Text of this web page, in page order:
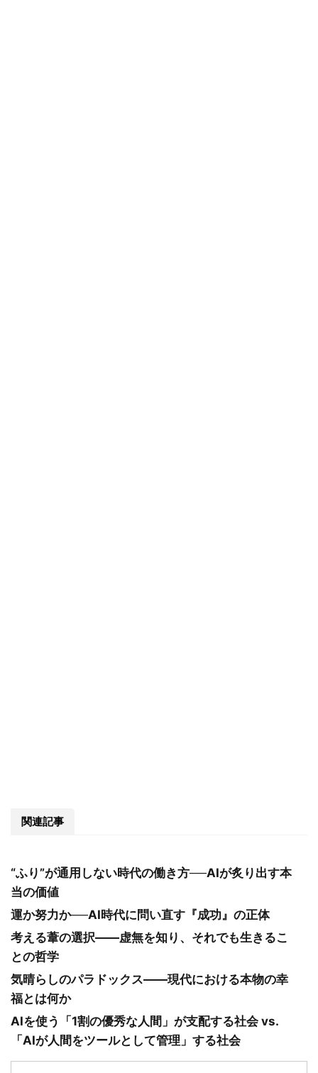
関連記事
“ふり”が通用しない時代の働き方──AIが炙り出す本
当の価値
運か努力か──AI時代に問い直す『成功』の正体
考える葦の選択――虚無を知り、それでも生きるこ
との哲学
気晴らしのパラドックス――現代における本物の幸
福とは何か
AIを使う「1割の優秀な人間」が支配する社会 vs.
「AIが人間をツールとして管理」する社会